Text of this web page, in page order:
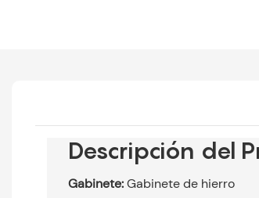
Descripción del
Gabinete:Gabinete de hierro